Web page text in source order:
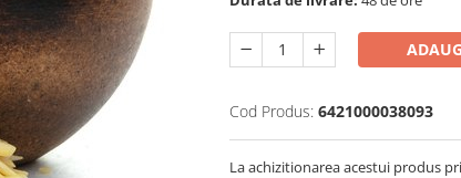
Cod Produs: 6421000038093
La achizitionarea acestui produs